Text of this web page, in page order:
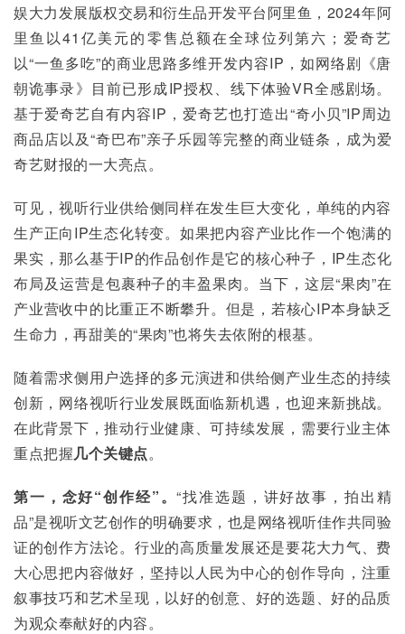
娱大力发展版权交易和衍生品开发平台阿里鱼，2024年阿
里鱼以41亿美元的零售总额在全球位列第六；爱奇艺
以“一鱼多吃”的商业思路多维开发内容IP，如网络剧《唐
朝诡事录》目前已形成IP授权、线下体验VR全感剧场。
基于爱奇艺自有内容IP，爱奇艺也打造出“奇小贝”IP周边
商品店以及“奇巴布”亲子乐园等完整的商业链条，成为爱
奇艺财报的一大亮点。
可见，视听行业供给侧同样在发生巨大变化，单纯的内容
生产正向IP生态化转变。如果把内容产业比作一个饱满的
果实，那么基于IP的作品创作是它的核心种子，IP生态化
布局及运营是包裹种子的丰盈果肉。当下，这层“果肉”在
产业营收中的比重正不断攀升。但是，若核心IP本身缺乏
生命力，再甜美的“果肉”也将失去依附的根基。
随着需求侧用户选择的多元演进和供给侧产业生态的持续
创新，网络视听行业发展既面临新机遇，也迎来新挑战。
在此背景下，推动行业健康、可持续发展，需要行业主体
重点把握几个关键点。
第一，念好“创作经”。“找准选题，讲好故事，拍出精
品”是视听文艺创作的明确要求，也是网络视听佳作共同验
证的创作方法论。行业的高质量发展还是要花大力气、费
大心思把内容做好，坚持以人民为中心的创作导向，注重
叙事技巧和艺术呈现，以好的创意、好的选题、好的品质
为观众奉献好的内容。